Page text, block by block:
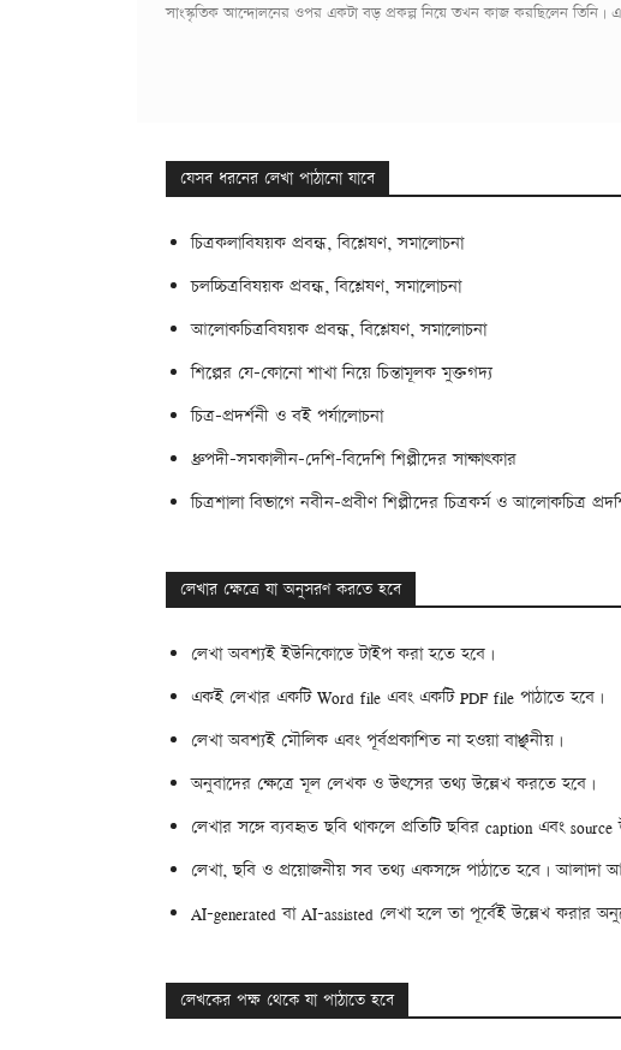
সাংস্কৃতিক আন্দোলনের ওপর একটা বড় প্রকল্প নিয়ে তখন কাজ করছিলেন তিনি।
যেসব ধরনের লেখা পাঠানো যাবে
চিত্রকলাবিষয়ক প্রবন্ধ, বিশ্লেষণ, সমালোচনা
চলচ্চিত্রবিষয়ক প্রবন্ধ, বিশ্লেষণ, সমালোচনা
আলোকচিত্রবিষয়ক প্রবন্ধ, বিশ্লেষণ, সমালোচনা
শিল্পের যে-কোনো শাখা নিয়ে চিন্তামূলক মুক্তগদ্য
চিত্র-প্রদর্শনী ও বই পর্যালোচনা
ধ্রুপদী-সমকালীন-দেশি-বিদেশি শিল্পীদের সাক্ষাৎকার
চিত্রশালা বিভাগে নবীন-প্রবীণ শিল্পীদের চিত্রকর্ম ও আলোকচিত্র
লেখার ক্ষেত্রে যা অনুসরণ করতে হবে
লেখা অবশ্যই ইউনিকোডে টাইপ করা হতে হবে।
একই লেখার একটি Word file এবং একটি PDF file পাঠাতে হবে।
লেখা অবশ্যই মৌলিক এবং পূর্বপ্রকাশিত না হওয়া বাঞ্ছনীয়।
অনুবাদের ক্ষেত্রে মূল লেখক ও উৎসের তথ্য উল্লেখ করতে হবে।
লেখার সঙ্গে ব্যবহৃত ছবি থাকলে প্রতিটি ছবির caption এবং
লেখা, ছবি ও প্রয়োজনীয় সব তথ্য একসঙ্গে পাঠাতে হবে। আলাদা
AI-generated বা AI-assisted লেখা হলে তা পূর্বেই উল্লেখ করার
লেখকের পক্ষ থেকে যা পাঠাতে হবে